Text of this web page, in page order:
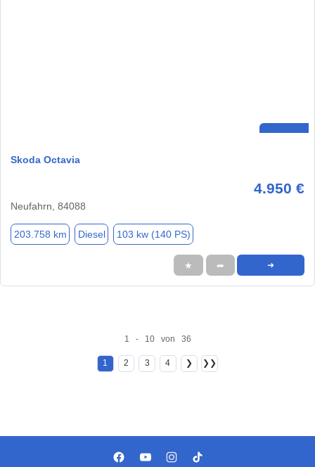
Skoda Octavia
4.950 €
Neufahrn, 84088
203.758 km Diesel 103 kw (140 PS)
★ ➦ ➜
1 - 10 von 36
1 2 3 4 ❯ ❯❯